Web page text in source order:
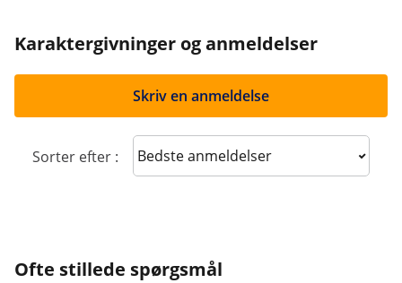
Karaktergivninger og anmeldelser
Skriv en anmeldelse
Sorter efter : Sort reviews
Ofte stillede spørgsmål